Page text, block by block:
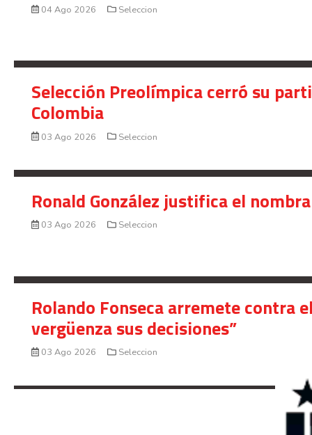
04 Ago 2026 Seleccion
Selección Preolímpica cerró su
Colombia
03 Ago 2026 Seleccion
Ronald González justifica el
03 Ago 2026 Seleccion
Rolando Fonseca arremete contra
vergüenza sus decisiones”
03 Ago 2026 Seleccion